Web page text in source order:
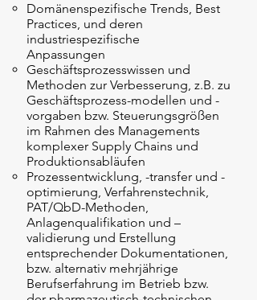
Domänenspezifische Trends, Best
Practices, und deren
industriespezifische
Anpassungen
Geschäftsprozesswissen und
Methoden zur Verbesserung, z.B. zu
Geschäftsprozess-modellen und -
vorgaben bzw. Steuerungsgrößen
im Rahmen des Managements
komplexer Supply Chains und
Produktionsabläufen
Prozessentwicklung, -transfer und -
optimierung, Verfahrenstechnik,
PAT/QbD-Methoden,
Anlagenqualifikation und –
validierung und Erstellung
entsprechender Dokumentationen,
bzw. alternativ mehrjährige
Berufserfahrung im Betrieb bzw.